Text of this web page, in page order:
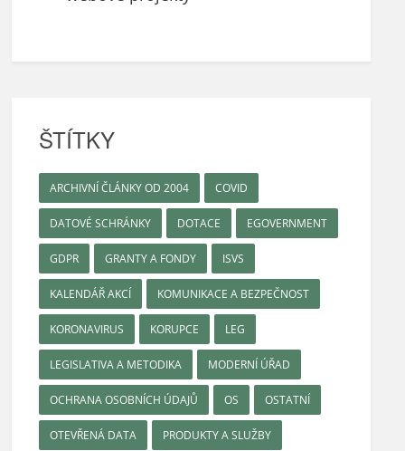
ŠTÍTKY
ARCHIVNÍ ČLÁNKY OD 2004 COVID
DATOVÉ SCHRÁNKY DOTACE EGOVERNMENT
GDPR GRANTY A FONDY ISVS
KALENDÁŘ AKCÍ KOMUNIKACE A BEZPEČNOST
KORONAVIRUS KORUPCE LEG
LEGISLATIVA A METODIKA MODERNÍ ÚŘAD
OCHRANA OSOBNÍCH ÚDAJŮ OS OSTATNÍ
OTEVŘENÁ DATA PRODUKTY A SLUŽBY